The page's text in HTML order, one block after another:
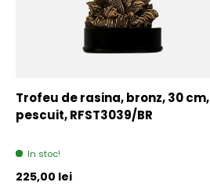
Trofeu de rasina, bronz, 30 cm,
pescuit, RFST3039/BR
In stoc!
Pret initial
225,00 lei